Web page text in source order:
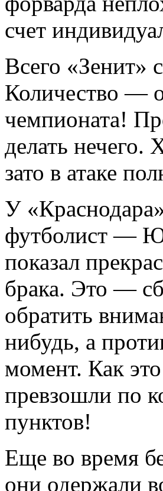
счет
Всего «Зенит»
Количество —
чемпионата!
делать нечего.
зато в атаке
У
футболист —
показал
брака. Это —
обратить
нибудь, а
момент. Как
превзошли по
пунктов!
Еще во время
они одержали